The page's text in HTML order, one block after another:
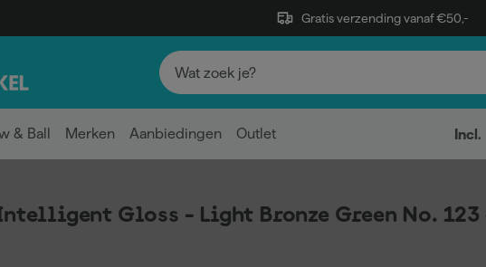
Gratis verzending vanaf €50,-
& Ball Merken Aanbiedingen Outlet Incl.
Gloss - Light Bronze Green No. 123